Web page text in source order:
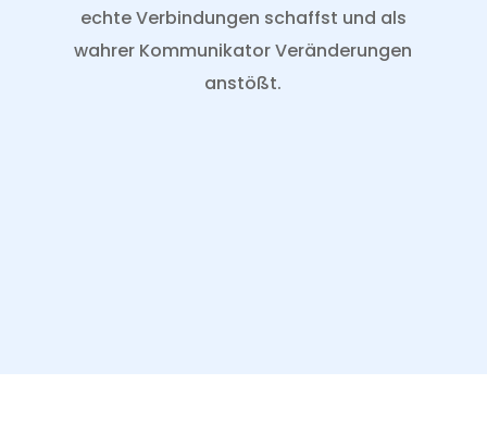
echte Verbindungen schaffst und als
wahrer Kommunikator Veränderungen
anstößt.